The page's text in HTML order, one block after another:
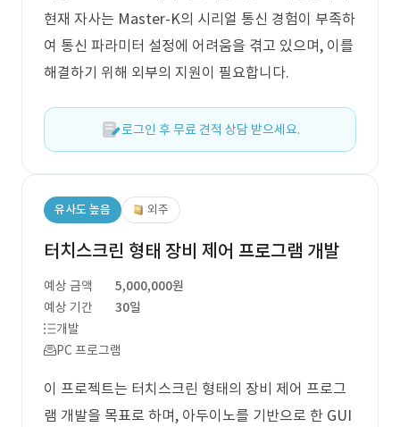
현재 자사는 Master-K의 시리얼 통신 경험이 부족하
여 통신 파라미터 설정에 어려움을 겪고 있으며, 이를
해결하기 위해 외부의 지원이 필요합니다.
로그인 후 무료 견적 상담 받으세요.
유사도 높음 외주
터치스크린 형태 장비 제어 프로그램 개발
예상 금액
5,000,000원
예상 기간
30일
개발
PC 프로그램
이 프로젝트는 터치스크린 형태의 장비 제어 프로그
램 개발을 목표로 하며, 아두이노를 기반으로 한 GUI